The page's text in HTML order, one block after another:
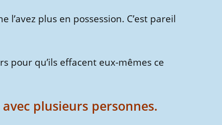
plus en possession. C’est pareil
pour qu’ils effacent eux-mêmes ce
plusieurs personnes.